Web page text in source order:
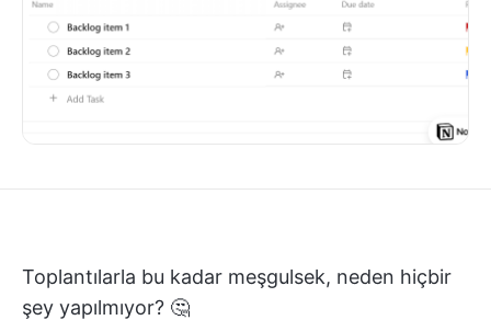
Toplantılarla bu kadar meşgulsek, neden hiçbir
şey yapılmıyor? 🤔